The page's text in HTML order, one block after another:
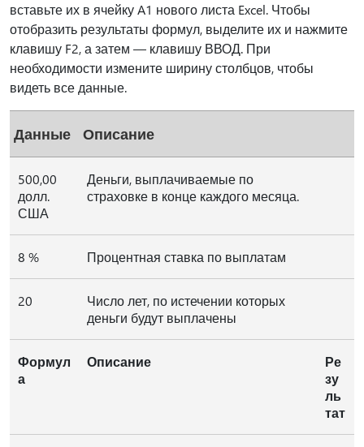
вставьте их в ячейку A1 нового листа Excel. Чтобы
отобразить результаты формул, выделите их и нажмите
клавишу F2, а затем — клавишу ВВОД. При
необходимости измените ширину столбцов, чтобы
видеть все данные.
Данные Описание
500,00
долл.
США
Деньги, выплачиваемые по
страховке в конце каждого месяца.
8 % Процентная ставка по выплатам
20
Число лет, по истечении которых
деньги будут выплачены
Формул
а
Описание
Ре
зу
ль
тат